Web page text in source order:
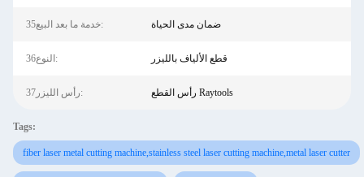
35خدمة ما بعد البيع: ضمان مدى الحياة
36النوع: قطع الألياف بالليزر
37رأس الليزر: رأس القطع Raytools
Tags:
fiber laser metal cutting machine,stainless steel laser cutting machine,metal laser cutter